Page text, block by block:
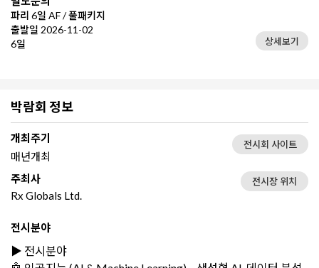
파리 6일 AF / 풀패키지
출발일 2026-11-02
6일
상세보기
박람회 정보
개최주기
매년개최
전시회 사이트
주최사
Rx Globals Ltd.
전시장 위치
전시분야
▶️ 전시분야